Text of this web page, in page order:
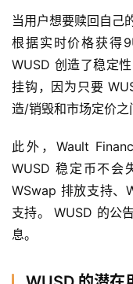
当用户想要赎回自己
根据实时价格获得
WUSD 创造了稳定
挂钩，因为只要
造/销毁和市场定价之
此外，Wault
WUSD 稳定币不会
WSwap 排放支持、
支持。 WUSD 的公
息。